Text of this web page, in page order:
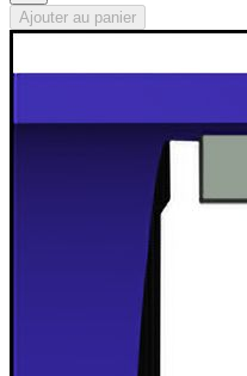
Ajouter au panier